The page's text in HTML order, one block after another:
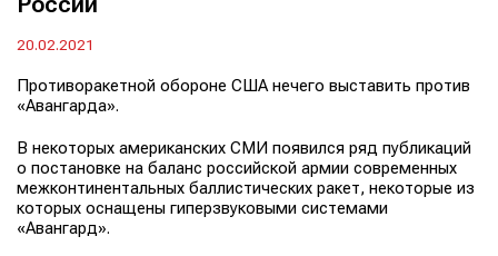
20.02.2021
Противоракетной обороне США нечего выставить против
«Авангарда».
В некоторых американских СМИ появился ряд публикаций
о постановке на баланс российской армии современных
межконтинентальных баллистических ракет, некоторые из
которых оснащены гиперзвуковыми системами
«Авангард».